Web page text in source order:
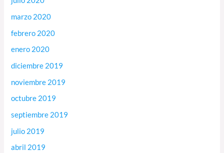
marzo 2020
febrero 2020
enero 2020
diciembre 2019
noviembre 2019
octubre 2019
septiembre 2019
julio 2019
abril 2019